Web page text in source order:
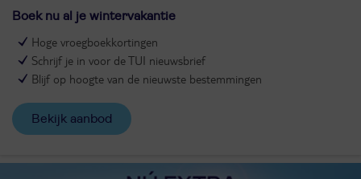
Boek nu al je wintervakantie
Hoge vroegboekkortingen
Schrijf je in voor de TUI nieuwsbrief
Blijf op hoogte van de nieuwste bestemmingen
Bekijk aanbod